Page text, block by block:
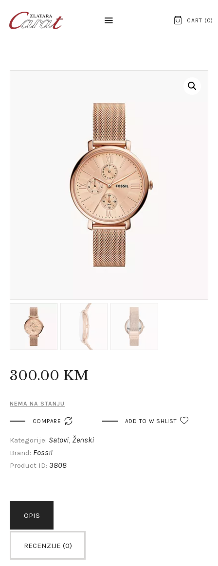
CART (0)
NASLOVNA
KONTAKT
SREBRNI NAKIT
ZLATNI NAKIT
300.00 KM
NEMA NA STANJU
COMPARE  ADD TO WISHLIST
Kategorije: Satovi, Ženski
Brand: Fossil
Product ID: 3808
OPIS
RECENZIJE (0)